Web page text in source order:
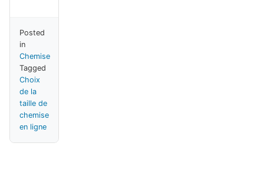
Posted
in
Chemise
Tagged
Choix
de la
taille de
chemise
en ligne